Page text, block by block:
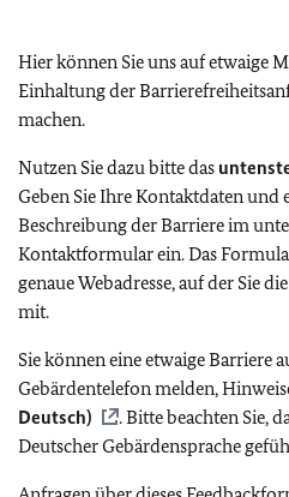
Hier können Sie uns auf etwaige
Einhaltung der
machen.
Nutzen Sie dazu bitte das
Geben Sie Ihre Kontaktdaten und
Beschreibung der Barriere im
Kontaktformular ein. Das
genaue Webadresse, auf der Sie
mit.
Sie können eine etwaige Barriere
Gebärdentelefon melden,
Deutsch)
. Bitte beachten Sie,
Deutscher Gebärdensprache